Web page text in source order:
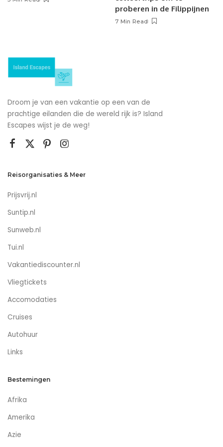
proberen in de Filippijnen
7 Min Read
Droom je van een vakantie op een van de
prachtige eilanden die de wereld rijk is? Island
Escapes wijst je de weg!
Reisorganisaties & Meer
Prijsvrij.nl
Suntip.nl
Sunweb.nl
Tui.nl
Vakantiediscounter.nl
Vliegtickets
Accomodaties
Cruises
Autohuur
Links
Bestemingen
Afrika
Amerika
Azie